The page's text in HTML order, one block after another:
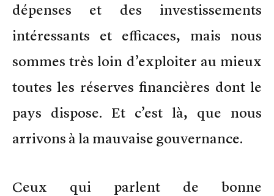
dépenses et des investissements
intéressants et efficaces, mais nous
sommes très loin d’exploiter au mieux
toutes les réserves financières dont le
pays dispose. Et c’est là, que nous
arrivons à la mauvaise gouvernance.
Ceux qui parlent de bonne